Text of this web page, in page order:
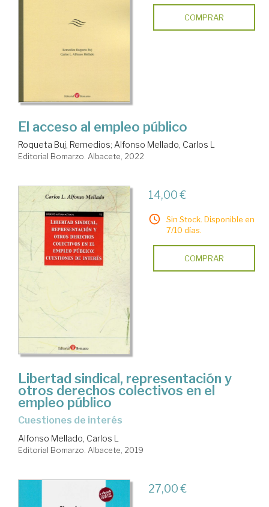
COMPRAR
El acceso al empleo público
Roqueta Buj, Remedios; Alfonso Mellado, Carlos L
Editorial Bomarzo. Albacete, 2022
14,00 €
Sin Stock. Disponible en
7/10 días.
COMPRAR
Libertad sindical, representación y
otros derechos colectivos en el
empleo público
cuestiones de interés
Alfonso Mellado, Carlos L
Editorial Bomarzo. Albacete, 2019
27,00 €